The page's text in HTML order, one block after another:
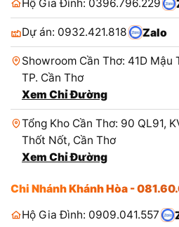
Hộ Gia Đình: 0396.796.229
Dự án: 0932.421.818 Zalo
Showroom Cần Thơ: 41D Mậu
TP. Cần Thơ
Xem Chỉ Đường
Tổng Kho Cần Thơ: 90 QL91,
Thốt Nốt, Cần Thơ
Xem Chỉ Đường
Chi Nhánh Khánh Hòa -
Hộ Gia Đình: 0909.041.557